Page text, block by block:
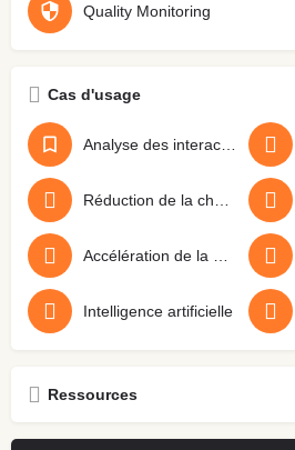
Quality Monitoring
Cas d'usage
Intelligence artificielle
Ressources